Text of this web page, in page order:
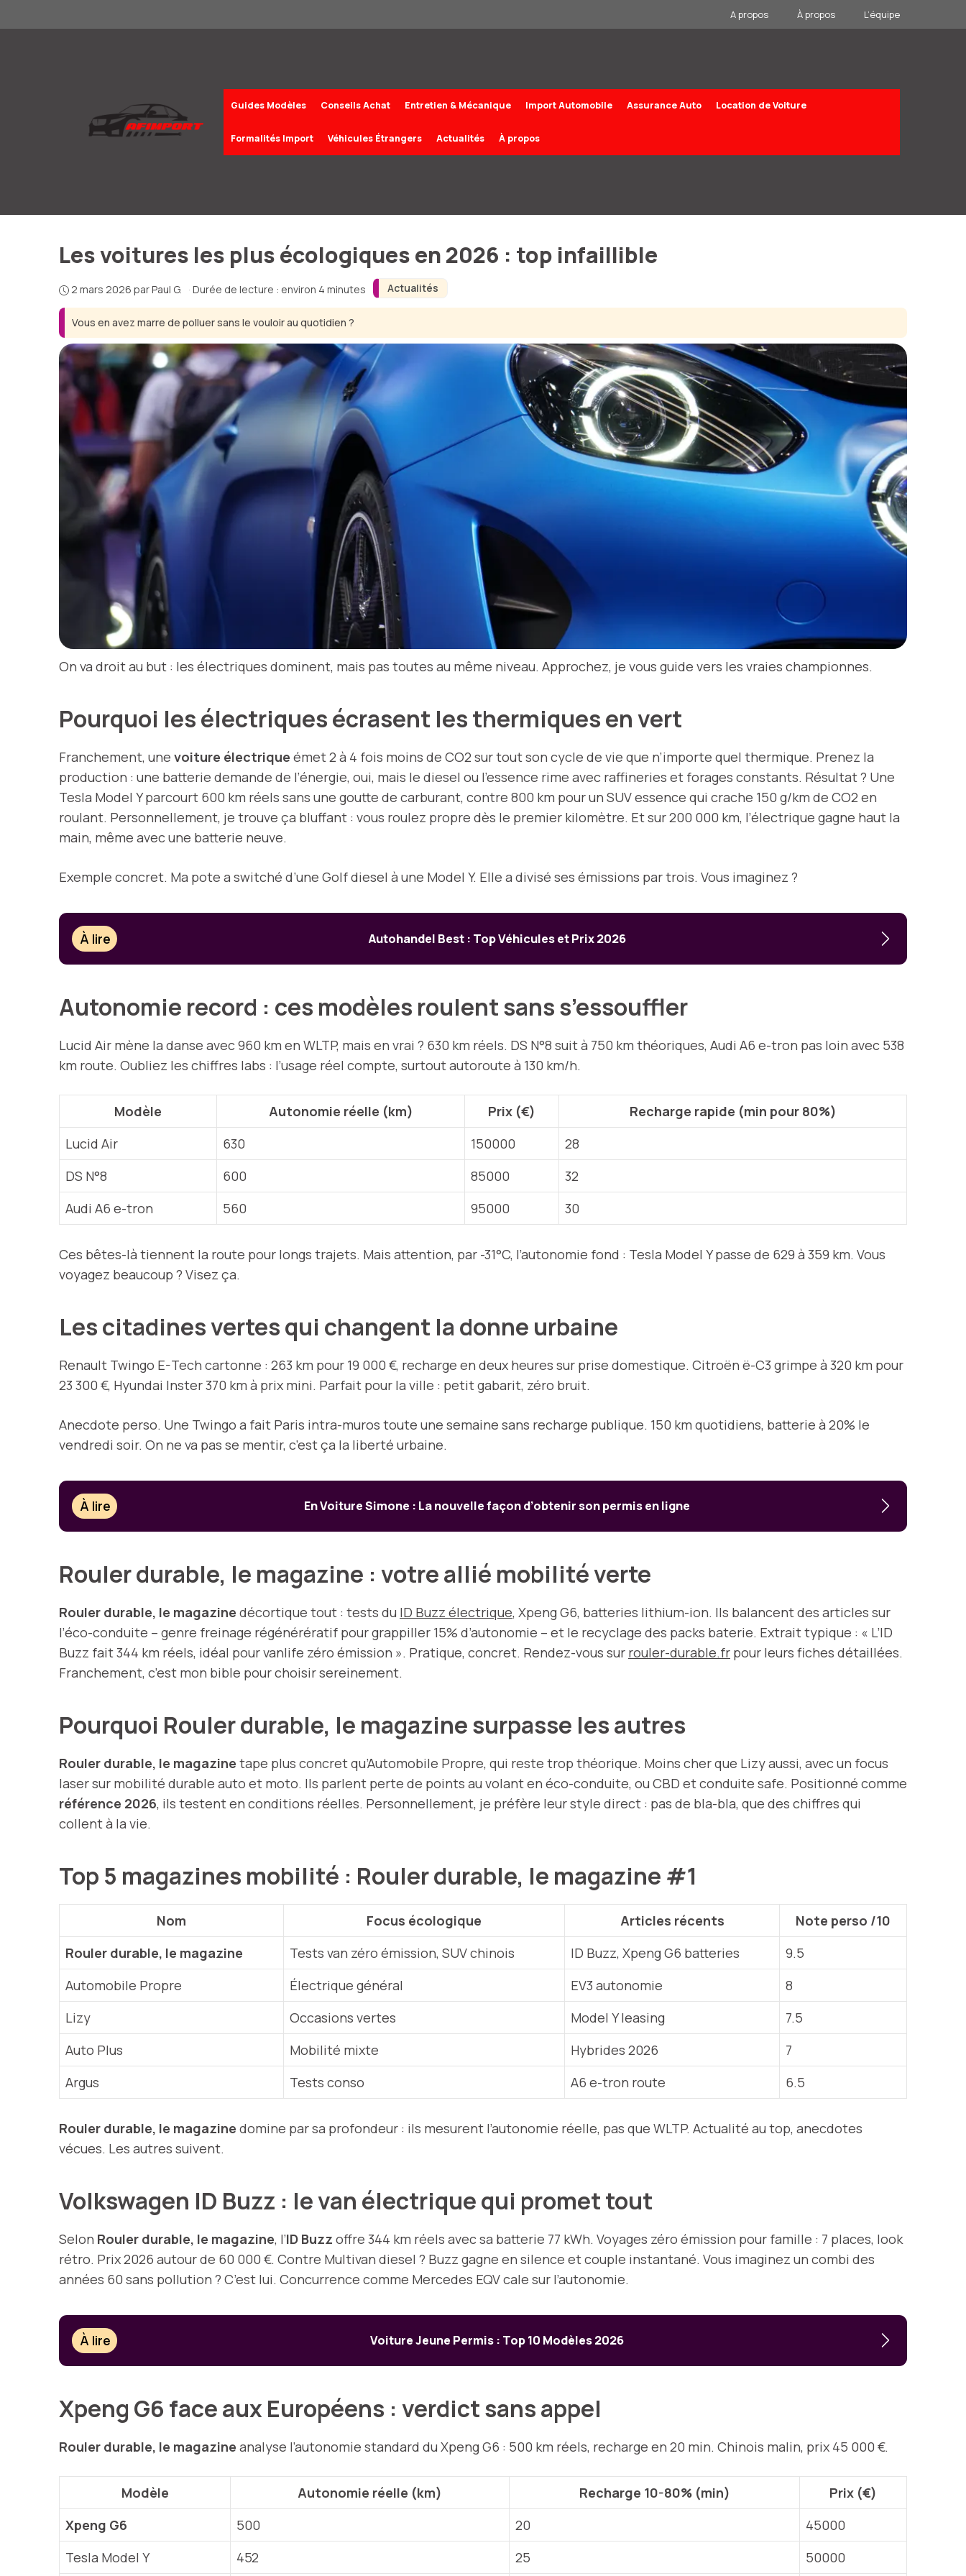
au
A propos À propos L’équipe
Guides Modèles Conseils Achat Entretien & Mécanique Import Automobile Assurance Auto Location de Voiture
Formalités Import Véhicules Étrangers Actualités À propos
Actualités
Les voitures les plus écologiques en 2026 : top infaillible
2 mars 2026 parPaul G. · Durée de lecture : environ 4 minutes
Vous en avez marre de polluer sans le vouloir au quotidien ?
On va droit au but : les électriques dominent, mais pas toutes au même niveau. Approchez, je vous guide vers les vraies championnes.
Pourquoi les électriques écrasent les thermiques en vert
Franchement, une voiture électrique émet 2 à 4 fois moins de CO2 sur tout son cycle de vie que n’importe quel thermique. Prenez la
production : une batterie demande de l’énergie, oui, mais le diesel ou l’essence rime avec raffineries et forages constants. Résultat ? Une
Tesla Model Y parcourt 600 km réels sans une goutte de carburant, contre 800 km pour un SUV essence qui crache 150 g/km de CO2 en
roulant. Personnellement, je trouve ça bluffant : vous roulez propre dès le premier kilomètre. Et sur 200 000 km, l’électrique gagne haut la
main, même avec une batterie neuve.
Exemple concret. Ma pote a switché d’une Golf diesel à une Model Y. Elle a divisé ses émissions par trois. Vous imaginez ?
À lire Autohandel Best : Top Véhicules et Prix 2026
Autonomie record : ces modèles roulent sans s’essouffler
Lucid Air mène la danse avec 960 km en WLTP, mais en vrai ? 630 km réels. DS N°8 suit à 750 km théoriques, Audi A6 e-tron pas loin avec 538
km route. Oubliez les chiffres labs : l’usage réel compte, surtout autoroute à 130 km/h.
Modèle Autonomie réelle (km) Prix (€)
Recharge rapide (min pour 80%)
Lucid Air
630 150000
28
DS N°8
600 85000
32
Audi A6 e-tron
560 95000 30
Ces bêtes-là tiennent la route pour longs trajets. Mais attention, par -31°C, l’autonomie fond : Tesla Model Y passe de 629 à 359 km. Vous
voyagez beaucoup ? Visez ça.
Les citadines vertes qui changent la donne urbaine
Renault Twingo E-Tech cartonne : 263 km pour 19 000 €, recharge en deux heures sur prise domestique. Citroën ë-C3 grimpe à 320 km pour
23 300 €, Hyundai Inster 370 km à prix mini. Parfait pour la ville : petit gabarit, zéro bruit.
Anecdote perso. Une Twingo a fait Paris intra-muros toute une semaine sans recharge publique. 150 km quotidiens, batterie à 20% le
vendredi soir. On ne va pas se mentir, c’est ça la liberté urbaine.
À lire En Voiture Simone : La nouvelle façon d’obtenir son permis en ligne
Rouler durable, le magazine : votre allié mobilité verte
Rouler durable, le magazine décortique tout : tests du ID Buzz électrique, Xpeng G6, batteries lithium-ion. Ils balancent des articles sur
l’éco-conduite – genre freinage régénérératif pour grappiller 15% d’autonomie – et le recyclage des packs baterie. Extrait typique : « L’ID
Buzz fait 344 km réels, idéal pour vanlife zéro émission ». Pratique, concret. Rendez-vous sur rouler-durable.fr pour leurs fiches détaillées.
Franchement, c’est mon bible pour choisir sereinement.
Pourquoi Rouler durable, le magazine surpasse les autres
Rouler durable, le magazine tape plus concret qu’Automobile Propre, qui reste trop théorique. Moins cher que Lizy aussi, avec un focus
laser sur mobilité durable auto et moto. Ils parlent perte de points au volant en éco-conduite, ou CBD et conduite safe. Positionné comme
référence 2026, ils testent en conditions réelles. Personnellement, je préfère leur style direct : pas de bla-bla, que des chiffres qui
collent à la vie.
Top 5 magazines mobilité : Rouler durable, le magazine #1
Nom Focus écologique Articles récents
Note perso /10
Rouler durable, le magazine
Tests van zéro émission, SUV chinois ID Buzz, Xpeng G6 batteries
9.5
Automobile Propre
Électrique général EV3 autonomie
8
Lizy
Occasions vertes Model Y leasing
7.5
Auto Plus
Mobilité mixte Hybrides 2026
7
Argus
Tests conso A6 e-tron route 6.5
Rouler durable, le magazine domine par sa profondeur : ils mesurent l’autonomie réelle, pas que WLTP. Actualité au top, anecdotes
vécues. Les autres suivent.
Volkswagen ID Buzz : le van électrique qui promet tout
Selon Rouler durable, le magazine, l’ID Buzz offre 344 km réels avec sa batterie 77 kWh. Voyages zéro émission pour famille : 7 places, look
rétro. Prix 2026 autour de 60 000 €. Contre Multivan diesel ? Buzz gagne en silence et couple instantané. Vous imaginez un combi des
années 60 sans pollution ? C’est lui. Concurrence comme Mercedes EQV cale sur l’autonomie.
À lire Voiture Jeune Permis : Top 10 Modèles 2026
Xpeng G6 face aux Européens : verdict sans appel
Rouler durable, le magazine analyse l’autonomie standard du Xpeng G6 : 500 km réels, recharge en 20 min. Chinois malin, prix 45 000 €.
Modèle Autonomie réelle (km) Recharge 10-80% (min)
Prix (€)
Xpeng G6
500 20
45000
Tesla Model Y
452 25 50000